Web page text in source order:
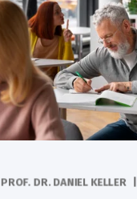
PROF. DR. DANIEL KELLER